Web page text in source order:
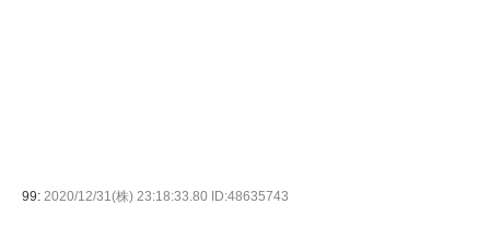
99: 2020/12/31(株) 23:18:33.80 ID:48635743